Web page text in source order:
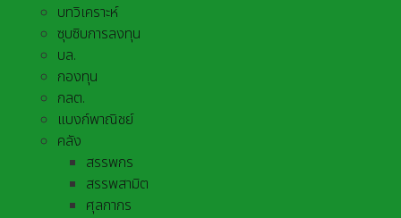
บทวิเคราะห์
ซุบซิบการลงทุน
บล.
กองทุน
กลต.
แบงก์พาณิชย์
คลัง
สรรพกร
สรรพสามิต
ศุลกากร